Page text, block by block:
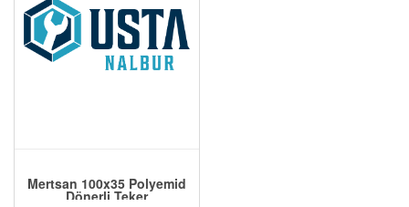
Mertsan 100x35 Polyemid
Dönerli Teker